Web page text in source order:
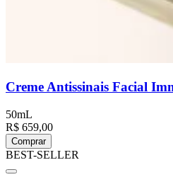
Creme Antissinais Facial
50mL
R$ 659,00
Comprar
BEST-SELLER